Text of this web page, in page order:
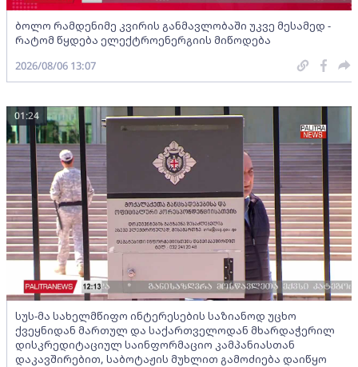
ბოლო რამდენიმე კვირის განმავლობაში უკვე მესამედ -
რატომ წყდება ელექტროენერგიის მიწოდება
2026/08/06 13:07
სუს-მა სახელმწიფო ინტერესების საზიანოდ უცხო
ქვეყნიდან მართულ და საქართველოდან მხარდაჭერილ
დისკრედიტაციულ საინფორმაციო კამპანიასთან
დაკავშირებით, საბოტაჟის მუხლით გამოძიება დაიწყო
01:24